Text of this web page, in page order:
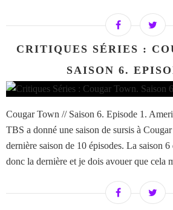
CRITIQUES SÉRIES :
SAISON 6.
Cougar Town // Saison 6. Episode 1.
TBS a donné une saison de sursis à
dernière saison de 10 épisodes. La saison
donc la dernière et je dois avouer que cela